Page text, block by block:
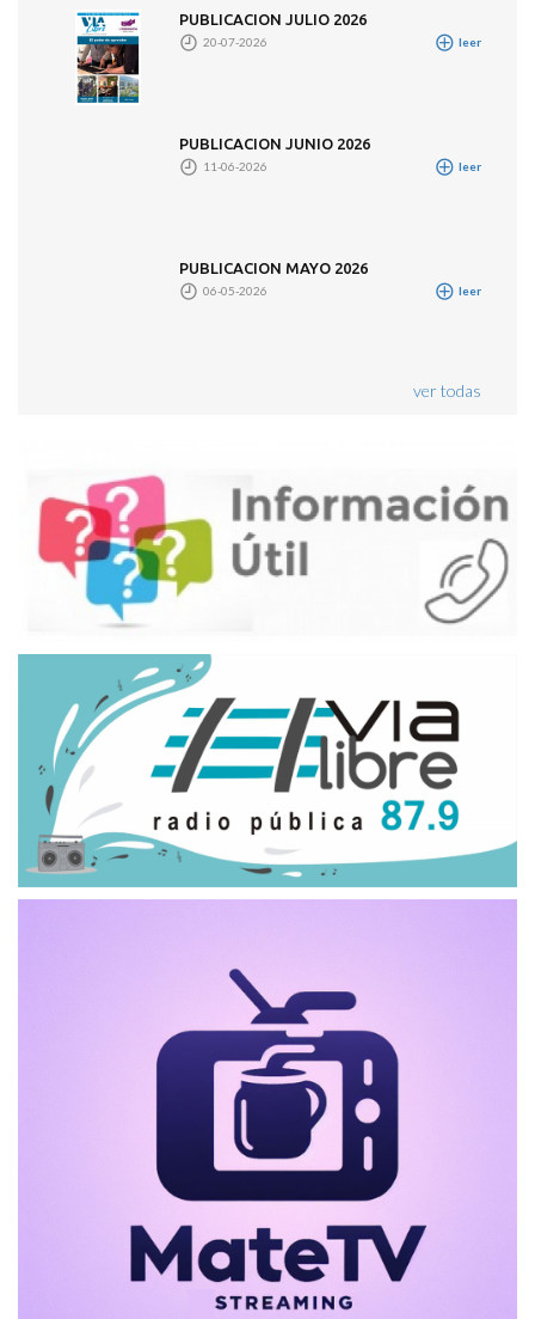
PUBLICACION JULIO 2026
20-07-2026 leer
PUBLICACION JUNIO 2026
11-06-2026 leer
PUBLICACION MAYO 2026
06-05-2026 leer
ver todas